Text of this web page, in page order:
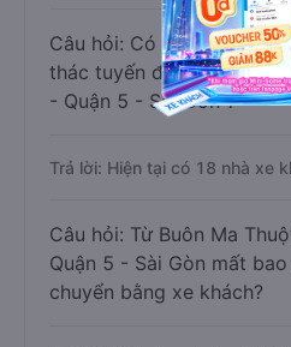
Câu hỏi: Có bao nhiêu
thác tuyến đường Buôn
- Quận 5 - Sài Gòn ?
Trả lời: Hiện tại có 18 nhà xe
Câu hỏi: Từ Buôn Ma
Quận 5 - Sài Gòn mất
chuyển bằng xe khách?